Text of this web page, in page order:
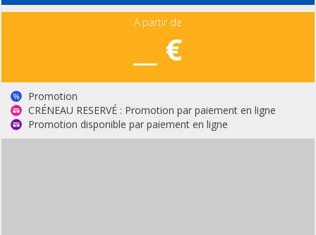
A partir de
__ €
Promotion
CRÉNEAU RESERVÉ : Promotion par paiement en ligne
Promotion disponible par paiement en ligne